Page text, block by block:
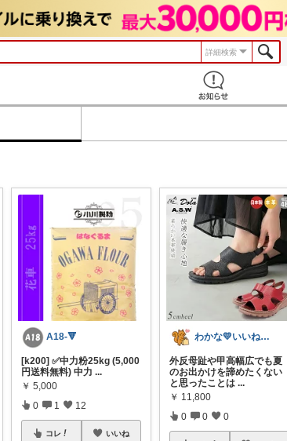
詳細検索
A18-🔻
[k200] ✅中力粉25kg (5,000
円送料無料) 中力 ...
￥ 5,000
0 1 12
コレ いいね
わかな💛いいね＆フォローに感謝💛
外反母趾や甲高幅広でも夏
のお出かけを諦めたくない
と思ったことは ...
￥ 11,800
0 0 0